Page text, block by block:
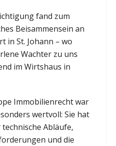
fand zum
Beisammensein an
in St. Johann – wo
Wachter zu uns
im Wirtshaus in
Immobilienrecht war
wertvoll: Sie hat
Abläufe,
und die